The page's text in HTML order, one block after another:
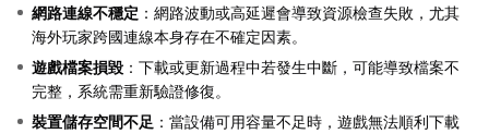
網路連線不穩定 ：網路波動或高延遲會導致資源檢查失敗，尤其
海外玩家跨國連線本身存在不確定因素。
遊戲檔案損毀 ：下載或更新過程中若發生中斷，可能導致檔案不
完整，系統需重新驗證修復。
裝置儲存空間不足 ：當設備可用容量不足時，遊戲無法順利下載